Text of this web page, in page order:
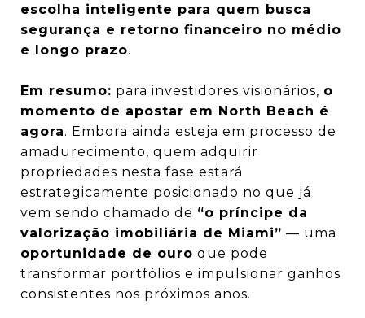
escolha inteligente para quem busca
segurança e retorno financeiro no médio
e longo prazo.
Em resumo: para investidores visionários, o
momento de apostar em North Beach é
agora. Embora ainda esteja em processo de
amadurecimento, quem adquirir
propriedades nesta fase estará
estrategicamente posicionado no que já
vem sendo chamado de “o príncipe da
valorização imobiliária de Miami” — uma
oportunidade de ouro que pode
transformar portfólios e impulsionar ganhos
consistentes nos próximos anos.